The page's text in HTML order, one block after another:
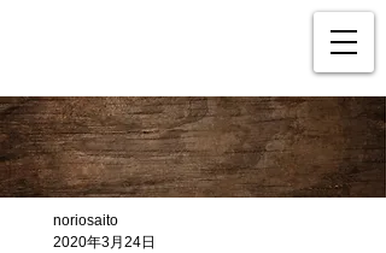
noriosaito
2020年3月24日